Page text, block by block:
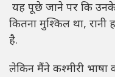
यह पूछे जाने पर कि उनके
कितना मुश्किल था,
है.
लेकिन मैंने कश्मीरी भाषा